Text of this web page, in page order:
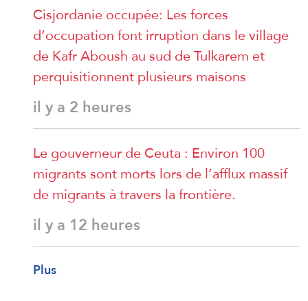
Cisjordanie occupée: Les forces
d’occupation font irruption dans le village
de Kafr Aboush au sud de Tulkarem et
perquisitionnent plusieurs maisons
il y a 2 heures
Le gouverneur de Ceuta : Environ 100
migrants sont morts lors de l’afflux massif
de migrants à travers la frontière.
il y a 12 heures
Plus